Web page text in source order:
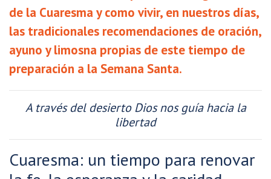
de la Cuaresma y como vivir, en nuestros días,
las tradicionales recomendaciones de oración,
ayuno y limosna propias de este tiempo de
preparación a la Semana Santa.
A través del desierto Dios nos guía hacia la
libertad
Cuaresma: un tiempo para renovar